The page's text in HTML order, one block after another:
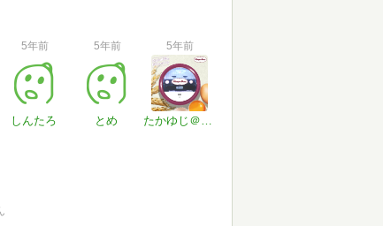
5年前
しんたろ
5年前
とめ
5年前
たかゆじ＠石原プロは永遠だ！！！